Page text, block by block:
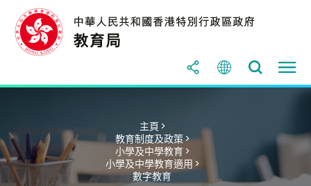
主頁 >
教育制度及政策 >
小學及中學教育 >
小學及中學教育適用 >
數字教育